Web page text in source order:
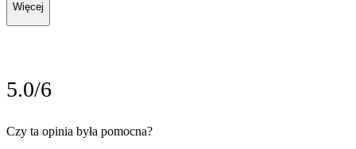
Więcej
5.0/6
Czy ta opinia była pomocna?